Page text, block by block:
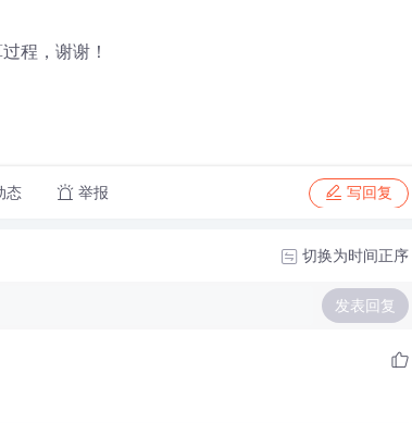
程，谢谢！
态 举报 写回复
切换为时间正序
发表回复